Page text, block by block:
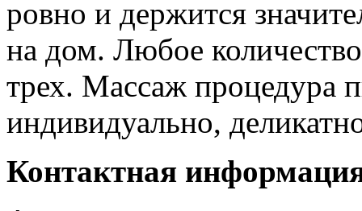
ровно и держится
на дом. Любое
трех. Массаж процедура
индивидуально,
Контактная